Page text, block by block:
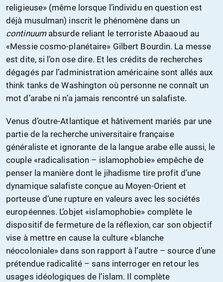
religieuse» (même lorsque l’individu en question est
déjà musulman) inscrit le phénomène dans un
continuumabsurde reliant le terroriste Abaaoud au
«Messie cosmo-planétaire» Gilbert Bourdin. La messe
est dite, si l’on ose dire. Et les crédits de recherches
dégagés par l’administration américaine sont allés aux
think tanks de Washington où personne ne connaît un
mot d’arabe ni n’a jamais rencontré un salafiste.
Venus d’outre-Atlantique et hâtivement mariés par une
partie de la recherche universitaire française
généraliste et ignorante de la langue arabe elle aussi, le
couple «radicalisation – islamophobie» empêche de
penser la manière dont le jihadisme tire profit d’une
dynamique salafiste conçue au Moyen-Orient et
porteuse d’une rupture en valeurs avec les sociétés
européennes. L’objet «islamophobie» complète le
dispositif de fermeture de la réflexion, car son objectif
vise à mettre en cause la culture «blanche
néocoloniale» dans son rapport à l’autre – source d’une
prétendue radicalité – sans interroger en retour les
usages idéologiques de l’islam. Il complète